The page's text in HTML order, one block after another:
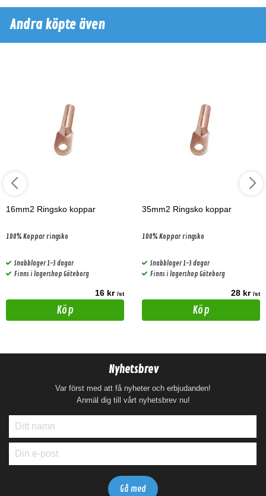
Andra köpte även
16mm2 Ringsko koppar
100% Koppar ringsko
Snabblager 1-3 dagar
Finns i lagershop Göteborg
16 kr /st
Köp
35mm2 Ringsko koppar
100% Koppar ringsko
Snabblager 1-3 dagar
Finns i lagershop Göteborg
28 kr /st
Köp
Nyhetsbrev
Var först med att få nyheter och erbjudanden!
Anmäl dig till vårt nyhetsbrev nu!